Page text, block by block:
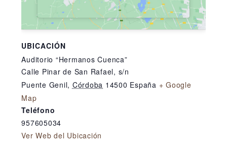
UBICACIÓN
Auditorio “Hermanos Cuenca”
Calle Pinar de San Rafael, s/n
Puente Genil, Córdoba 14500 España + Google
Map
Teléfono
957605034
Ver Web del Ubicación